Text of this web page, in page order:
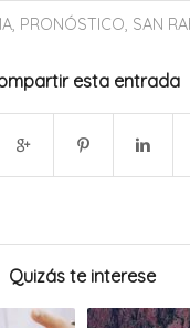
, PRONÓSTICO, SAN
esta entrada
Quizás te interese